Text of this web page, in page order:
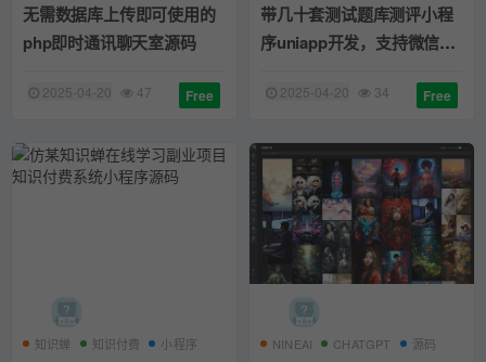
无需数据库上传即可使用的
php即时通讯聊天室源码
2025-04-20 47 Free
带几十套测试题库测评小程
序uniapp开发，支持微信抖
2025-04-20 34 Free
知识蝉 知识付费 小程序 NINEAI CHATGPT 源码